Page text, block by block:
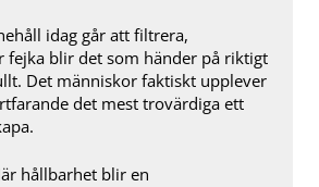
idag går att filtrera,
fejka blir det som händer på riktigt
Det människor faktiskt upplever
det mest trovärdiga ett